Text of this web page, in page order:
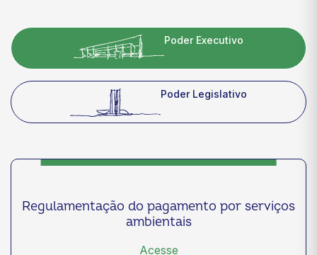
Poder Executivo
Poder Legislativo
Regulamentação do pagamento por serviços
ambientais
Acesse